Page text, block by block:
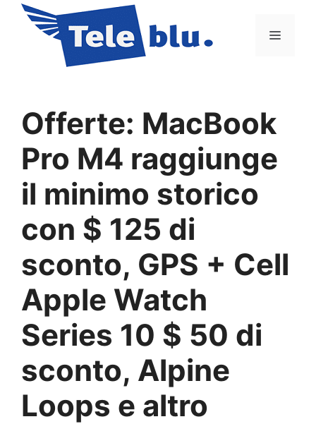
contenuto
Menu
Offerte: MacBook
Pro M4 raggiunge
il minimo storico
con $ 125 di
sconto, GPS + Cell
Apple Watch
Series 10 $ 50 di
sconto, Alpine
Loops e altro